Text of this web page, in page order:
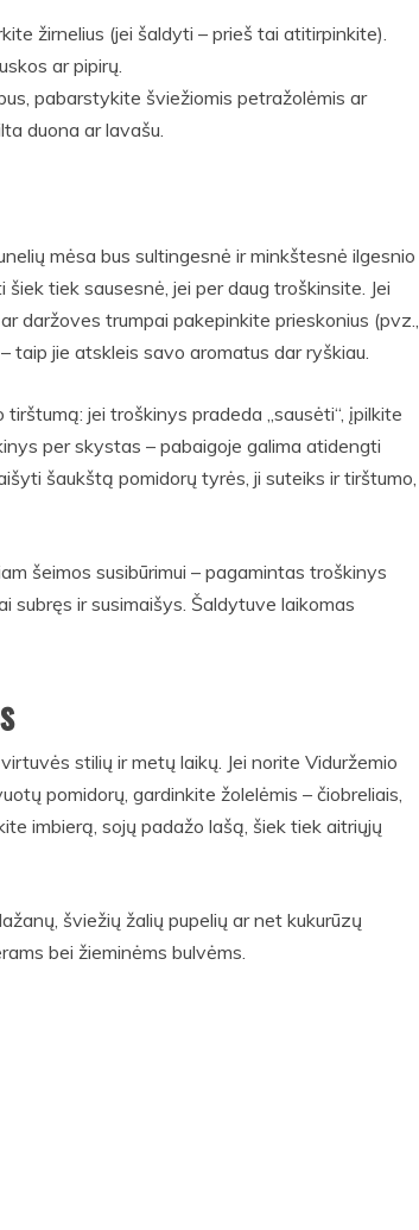
žirnelius (jei šaldyti – prieš tai atitirpinkite).
ar pipirų.
pabarstykite šviežiomis petražolėmis ar
duona ar lavašu.
mėsa bus sultingesnė ir minkštesnė ilgesnio
tiek sausesnė, jei per daug troškinsite. Jei
daržoves trumpai pakepinkite prieskonius (pvz.,
taip jie atskleis savo aromatus dar ryškiau.
jei troškinys pradeda „sausėti“, įpilkite
per skystas – pabaigoje galima atidengti
šaukštą pomidorų tyrės, ji suteiks ir tirštumo,
šeimos susibūrimui – pagamintas troškinys
subręs ir susimaišys. Šaldytuve laikomas
stilių ir metų laikų. Jei norite Viduržemio
pomidorų, gardinkite žolelėmis – čiobreliais,
imbierą, sojų padažo lašą, šiek tiek aitriųjų
šviežių žalių pupelių ar net kukurūzų
bei žieminėms bulvėms.